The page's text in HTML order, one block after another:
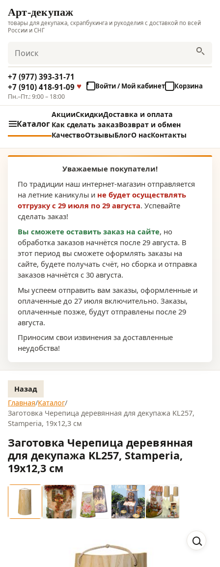
Арт-декупаж
товары для декупажа, скрапбукинга и рукоделия с доставкой по всей
России и СНГ
+7 (977) 393-31-71
+7 (910) 418-91-09
Пн.–Пт.: 9:00 – 18:00
Войти / Мой кабинет Корзина
Каталог
АкцииСкидкиДоставка и оплата
Как сделать заказВозврат и обмен
КачествоОтзывыБлогО насКонтакты
Уважаемые покупатели!
По традиции наш интернет-магазин отправляется
на летние каникулы и не будет осуществлять
отгрузку с 29 июля по 29 августа. Успевайте
сделать заказ!
Вы сможете оставить заказ на сайте, но
обработка заказов начнётся после 29 августа. В
этот период вы сможете оформлять заказы на
сайте, будете получать счёт, но сборка и отправка
заказов начнётся с 30 августа.
Мы успеем отправить вам заказы, оформленные и
оплаченные до 27 июля включительно. Заказы,
оплаченные позже, будут отправлены после 29
августа.
Приносим свои извинения за доставленные
неудобства!
Назад
Главная/Каталог/
Заготовка Черепица деревянная для декупажа KL257,
Stamperia, 19х12,3 см
Заготовка Черепица деревянная
для декупажа KL257, Stamperia,
19х12,3 см